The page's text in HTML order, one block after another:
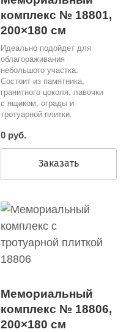
комплекс № 18801,
200×180 см
Идеально подойдет для
облагораживания
небольшого участка.
Состоит из памятника,
гранитного цоколя, лавочки
с ящиком, ограды и
тротуарной плитки.
0 руб.
Заказать
Мемориальный
комплекс № 18806,
200×180 см